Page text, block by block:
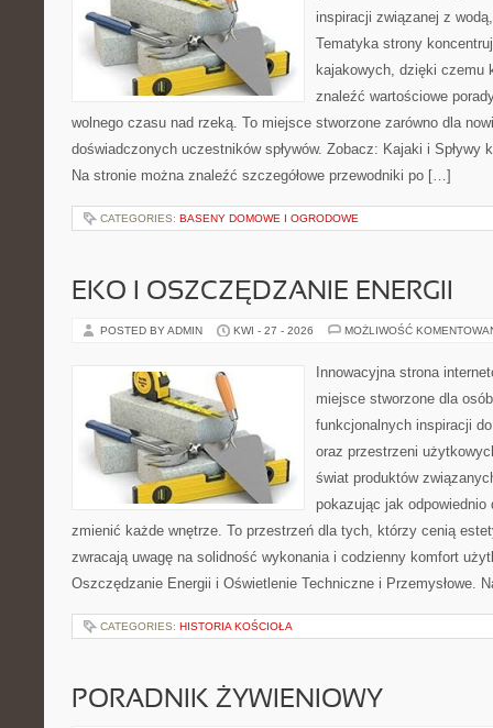
inspiracji związanej z
Tematyka strony
kajakowych, dzięki czemu
znaleźć wartościowe
wolnego czasu nad rzeką. To miejsce stworzone zarówno dla
doświadczonych uczestników spływów. Zobacz: Kajaki i Spływy
Na stronie można znaleźć szczegółowe przewodniki po […]
CATEGORIES: BASENY DOMOWE I OGRODOWE
EKO I OSZCZĘDZANIE ENERGII
POSTED BY ADMIN KWI - 27 - 2026 MOŻLIWOŚĆ
Innowacyjna strona
miejsce stworzone dla
funkcjonalnych inspiracji
oraz przestrzeni
świat produktów
pokazując jak odpowiednio
zmienić każde wnętrze. To przestrzeń dla tych, którzy cenią
zwracają uwagę na solidność wykonania i codzienny komfort
Oszczędzanie Energii i Oświetlenie Techniczne i Przemysłowe.
CATEGORIES: HISTORIA KOŚCIOŁA
PORADNIK ŻYWIENIOWY